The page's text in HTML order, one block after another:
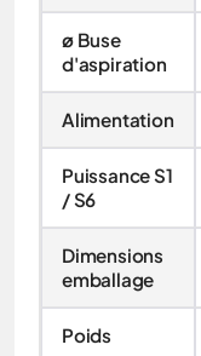
ø Buse
d'aspiration
Alimentation
Puissance S1
/ S6
Dimensions
emballage
Poids